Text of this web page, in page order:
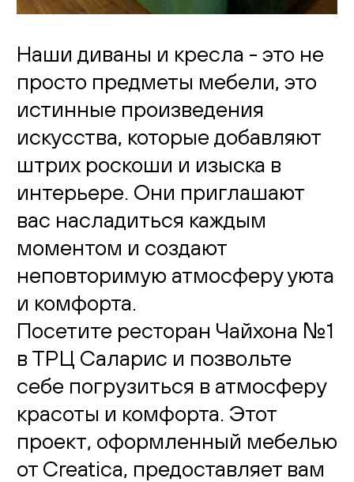
Наши диваны и кресла - это не
просто предметы мебели, это
истинные произведения
искусства, которые добавляют
штрих роскоши и изыска в
интерьере. Они приглашают
вас насладиться каждым
моментом и создают
неповторимую атмосферу уюта
и комфорта.
Посетите ресторан Чайхона №1
в ТРЦ Саларис и позвольте
себе погрузиться в атмосферу
красоты и комфорта. Этот
проект, оформленный мебелью
от Creatica, предоставляет вам